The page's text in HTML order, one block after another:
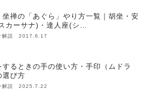
坐禅の「あぐら」やり方一覧｜胡坐・安
カーサナ)・達人座(シ…
解説 2017.6.17
するときの手の使い方・手印（ムドラ
選び方
解説 2025.7.22